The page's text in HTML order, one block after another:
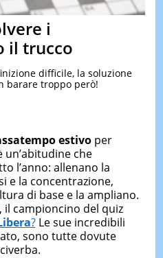
&
TEST
i
il trucco
difficile, la soluzione
barare troppo però!
estivoper
un’abitudine che
l’anno: allenano la
e la concentrazione,
di base e la ampliano.
il campioncino del quiz
?Le sue incredibili
sono tutte dovute